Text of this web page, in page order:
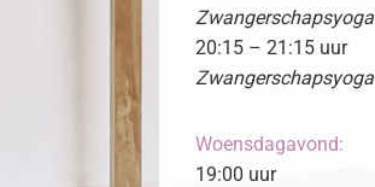
Zwangerschapsyoga
20:15 – 21:15 uur
Zwangerschapsyoga
Woensdagavond:
19:00 uur